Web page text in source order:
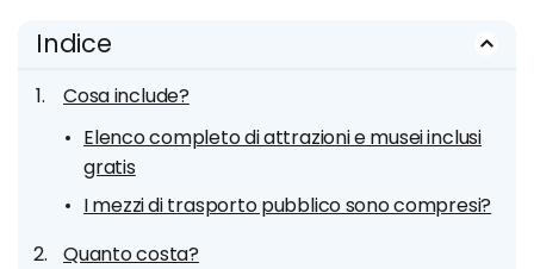
Indice
Cosa include?
Elenco completo di attrazioni e musei inclusi
gratis
I mezzi di trasporto pubblico sono compresi?
Quanto costa?